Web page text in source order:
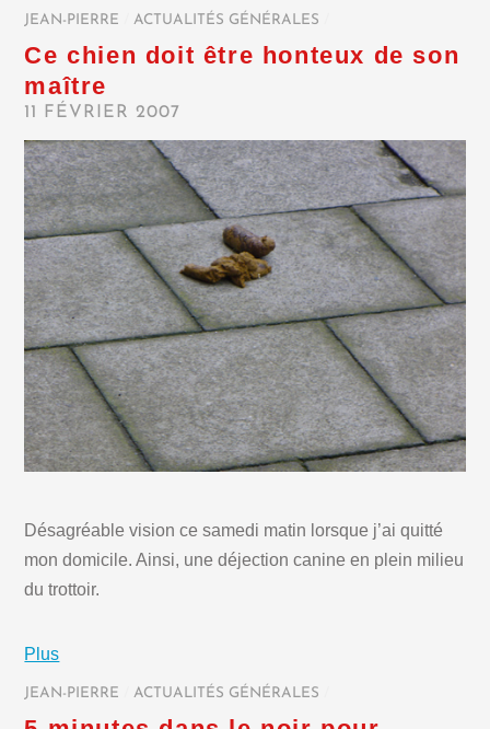
JEAN-PIERRE ACTUALITÉS GÉNÉRALES
Ce chien doit être honteux de son
maître
11 FÉVRIER 2007
Désagréable vision ce samedi matin lorsque j’ai quitté
mon domicile. Ainsi, une déjection canine en plein milieu
du trottoir.
Plus
JEAN-PIERRE ACTUALITÉS GÉNÉRALES